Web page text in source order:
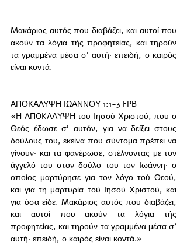
Mακάριος αυτός που διαβάζει, και αυτοί που
ακούν τα λόγια τής προφητείας, και τηρούν
τα γραμμένα μέσα σ’ αυτή· επειδή, ο καιρός
είναι κοντά.
ΑΠΟΚΑΛΥΨΗ ΙΩΑΝΝΟΥ 1:1-3 FPB
«H AΠOKAΛYΨH του Iησού Xριστού, που ο
Θεός έδωσε σ’ αυτόν, για να δείξει στους
δούλους του, εκείνα που σύντομα πρέπει να
γίνουν· και τα φανέρωσε, στέλνοντας με τον
άγγελό του στον δούλο του τον Iωάννη· ο
οποίος μαρτύρησε για τον λόγο τού Θεού,
και για τη μαρτυρία τού Iησού Xριστού, και
για όσα είδε. Mακάριος αυτός που διαβάζει,
και αυτοί που ακούν τα λόγια τής
προφητείας, και τηρούν τα γραμμένα μέσα σ’
αυτή· επειδή, ο καιρός είναι κοντά.»